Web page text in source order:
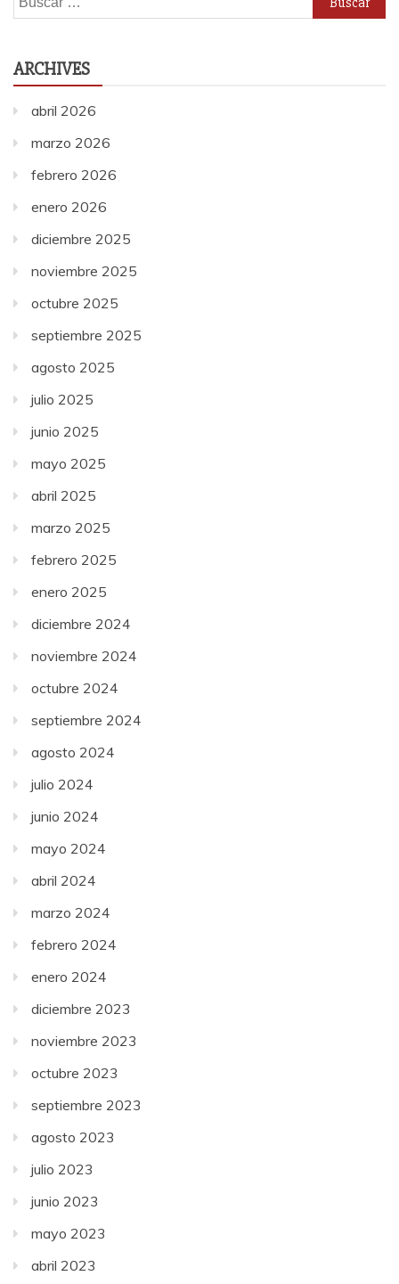
ARCHIVES
abril 2026
marzo 2026
febrero 2026
enero 2026
diciembre 2025
noviembre 2025
octubre 2025
septiembre 2025
agosto 2025
julio 2025
junio 2025
mayo 2025
abril 2025
marzo 2025
febrero 2025
enero 2025
diciembre 2024
noviembre 2024
octubre 2024
septiembre 2024
agosto 2024
julio 2024
junio 2024
mayo 2024
abril 2024
marzo 2024
febrero 2024
enero 2024
diciembre 2023
noviembre 2023
octubre 2023
septiembre 2023
agosto 2023
julio 2023
junio 2023
mayo 2023
abril 2023